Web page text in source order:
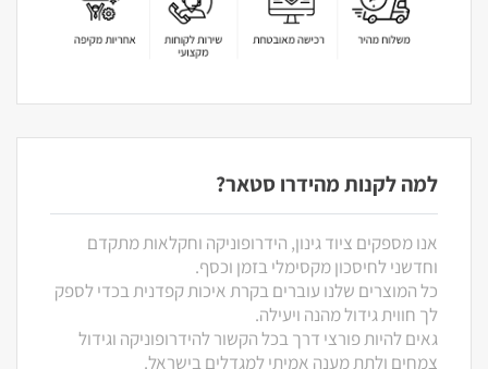
למה לקנות מהידרו סטאר?
אנו מספקים ציוד גינון, הידרופוניקה וחקלאות מתקדם
וחדשני לחיסכון מקסימלי בזמן וכסף.
כל המוצרים שלנו עוברים בקרת איכות קפדנית בכדי לספק
לך חווית גידול מהנה ויעילה.
גאים להיות פורצי דרך בכל הקשור להידרופוניקה וגידול
צמחים ולתת מענה אמיתי למגדלים בישראל.